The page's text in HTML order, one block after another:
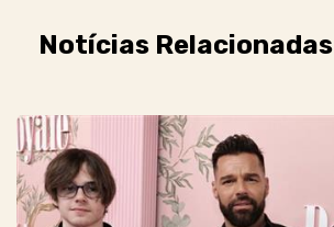
Notícias Relacionadas